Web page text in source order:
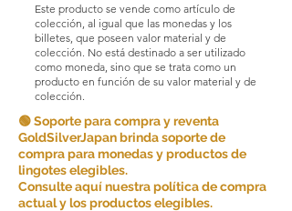
Este producto se vende como artículo de
colección, al igual que las monedas y los
billetes, que poseen valor material y de
colección. No está destinado a ser utilizado
como moneda, sino que se trata como un
producto en función de su valor material y de
colección.
🟢 Soporte para compra y reventa
GoldSilverJapan brinda soporte de
compra para monedas y productos de
lingotes elegibles.
Consulte aquí nuestra política de compra
actual y los productos elegibles.